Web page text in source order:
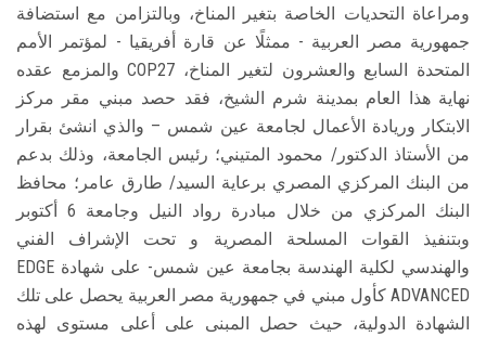
ومراعاة التحديات الخاصة بتغير المناخ، وبالتزامن مع استضافة
جمهورية مصر العربية - ممثلًا عن قارة أفريقيا - لمؤتمر الأمم
المتحدة السابع والعشرون لتغير المناخ، COP27 والمزمع عقده
نهاية هذا العام بمدينة شرم الشيخ، فقد حصد مبني مقر مركز
الابتكار وريادة الأعمال لجامعة عين شمس – والذي انشئ بقرار
من الأستاذ الدكتور/ محمود المتيني؛ رئيس الجامعة، وذلك بدعم
من البنك المركزي المصري برعاية السيد/ طارق عامر؛ محافظ
البنك المركزي من خلال مبادرة رواد النيل وجامعة 6 أكتوبر
وبتنفيذ القوات المسلحة المصرية و تحت الإشراف الفني
والهندسي لكلية الهندسة بجامعة عين شمس- على شهادة EDGE
ADVANCED كأول مبني في جمهورية مصر العربية يحصل على تلك
الشهادة الدولية، حيث حصل المبنى على أعلى مستوى لهذه